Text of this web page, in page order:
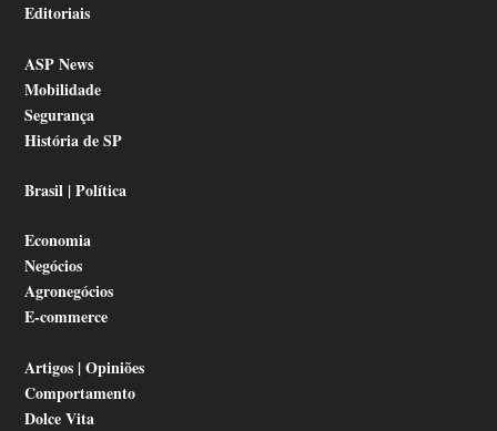
Editoriais
ASP News
Mobilidade
Segurança
História de SP
Brasil | Política
Economia
Negócios
Agronegócios
E-commerce
Artigos | Opiniões
Comportamento
Dolce Vita